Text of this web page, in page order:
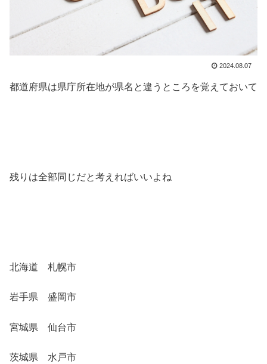
2024.08.07
都道府県は県庁所在地が県名と違うところを覚えておいて
残りは全部同じだと考えればいいよね
北海道 札幌市
岩手県 盛岡市
宮城県 仙台市
茨城県 水戸市